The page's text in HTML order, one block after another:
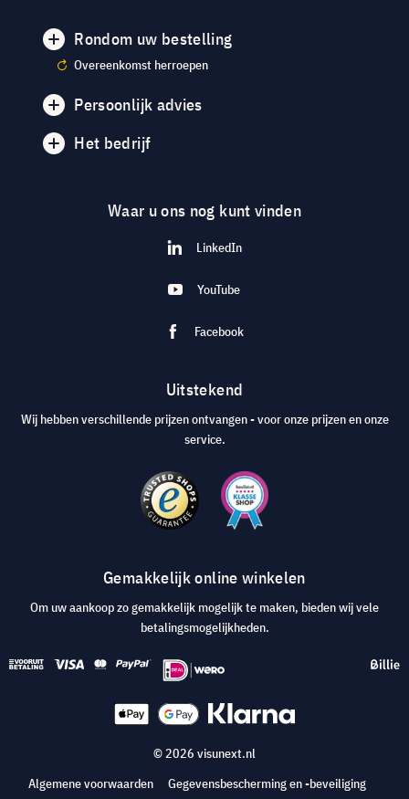
Rondom uw bestelling
Overeenkomst herroepen
Persoonlijk advies
Het bedrijf
Waar u ons nog kunt vinden
LinkedIn
YouTube
Facebook
Uitstekend
Wij hebben verschillende prijzen ontvangen - voor onze prijzen en onze
service.
Gemakkelijk online winkelen
Om uw aankoop zo gemakkelijk mogelijk te maken, bieden wij vele
betalingsmogelijkheden.
© 2026 visunext.nl
Algemene voorwaarden
Gegevensbescherming en -beveiliging